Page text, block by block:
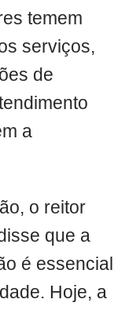
temem
serviços,
de
a
o reitor
que a
é essencial
Hoje, a